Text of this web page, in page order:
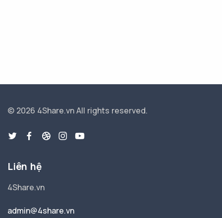
© 2026 4Share.vnAll rights reserved.
Liên hệ
4Share.vn
admin@4share.vn